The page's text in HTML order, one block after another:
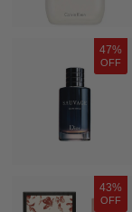
47%
OFF
43%
OFF